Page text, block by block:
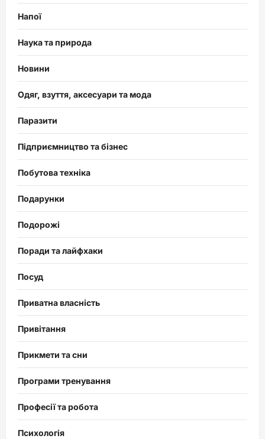
Напої
Наука та природа
Новини
Одяг, взуття, аксесуари та мода
Паразити
Підприємництво та бізнес
Побутова техніка
Подарунки
Подорожі
Поради та лайфхаки
Посуд
Приватна власність
Привітання
Прикмети та сни
Програми тренування
Професії та робота
Психологія